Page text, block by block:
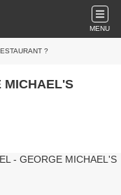
MENU
?
MICHAEL'S